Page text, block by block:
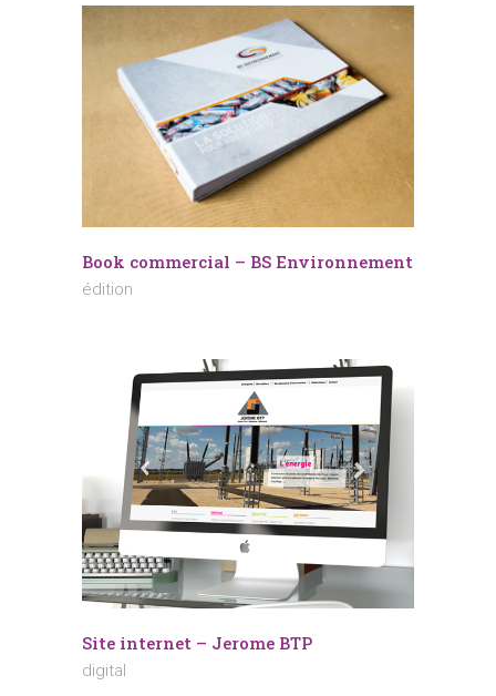
Book commercial – BS Environnement
édition
Site internet – Jerome BTP
digital